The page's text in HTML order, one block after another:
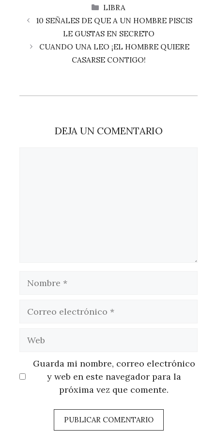
CATEGORÍAS
LIBRA
10 SEÑALES DE QUE A UN HOMBRE PISCIS
LE GUSTAS EN SECRETO
CUANDO UNA LEO ¡EL HOMBRE QUIERE
CASARSE CONTIGO!
DEJA UN COMENTARIO
Guarda mi nombre, correo electrónico
y web en este navegador para la
próxima vez que comente.